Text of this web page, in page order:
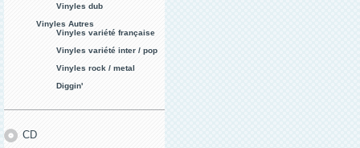
Vinyles dub
Vinyles Autres
Vinyles variété française
Vinyles variété inter / pop
Vinyles rock / metal
Diggin'
CD